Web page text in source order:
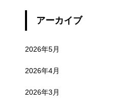
アーカイブ
2026年5月
2026年4月
2026年3月